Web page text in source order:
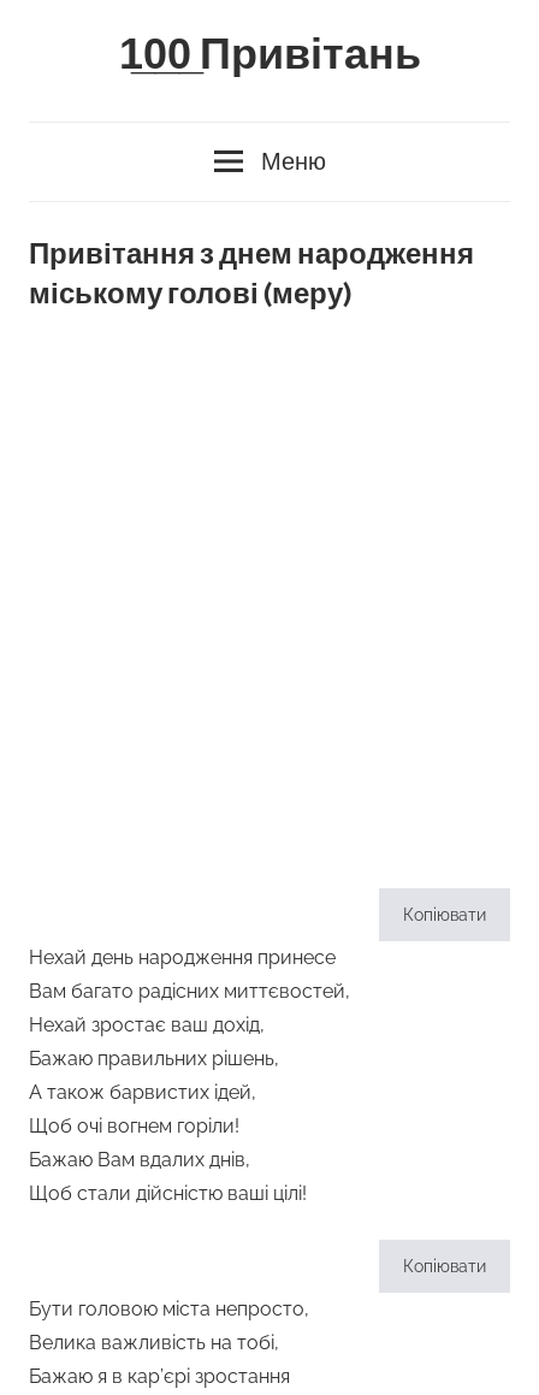
1̲0̲0̲ Привітань
Меню
Привітання з днем народження
міському голові (меру)
Копіювати
Нехай день народження принесе
Вам багато радісних миттєвостей,
Нехай зростає ваш дохід,
Бажаю правильних рішень,
А також барвистих ідей,
Щоб очі вогнем горіли!
Бажаю Вам вдалих днів,
Щоб стали дійсністю ваші цілі!
Копіювати
Бути головою міста непросто,
Велика важливість на тобі,
Бажаю я в кар’єрі зростання